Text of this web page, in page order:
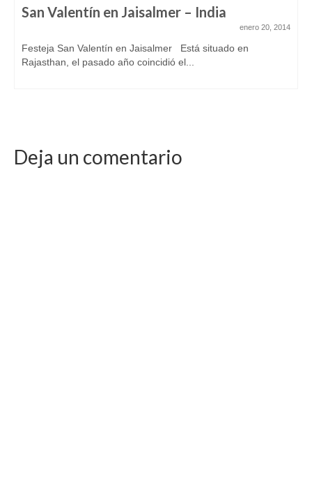
San Valentín en Jaisalmer – India
enero 20, 2014
Festeja San Valentín en Jaisalmer Está situado en
Rajasthan, el pasado año coincidió el...
Deja un comentario